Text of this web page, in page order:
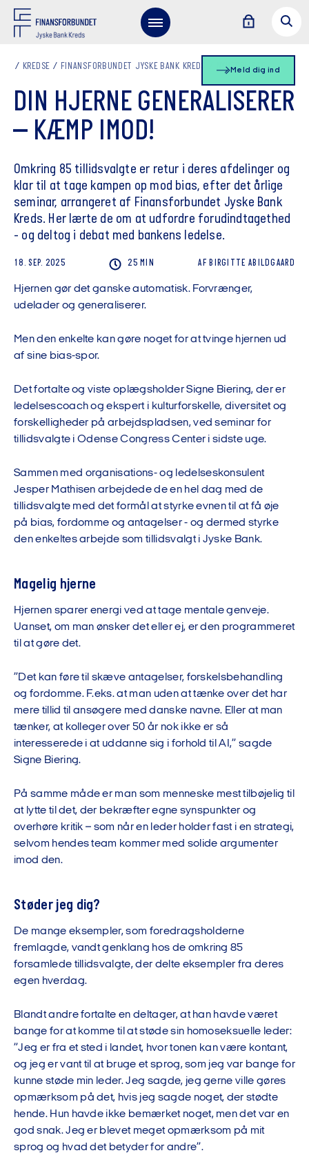
Meld dig ind
KREDSE FINANSFORBUNDET JYSKE BANK KREDS NYHEDSLISTE
DIN HJERNE GENERALISERER
– KÆMP IMOD!
Omkring 85 tillidsvalgte er retur i deres afdelinger og
klar til at tage kampen op mod bias, efter det årlige
seminar, arrangeret af Finansforbundet Jyske Bank
Kreds. Her lærte de om at udfordre forudindtagethed
- og deltog i debat med bankens ledelse.
18. SEP. 2025 25 MIN AF BIRGITTE ABILDGAARD
Hjernen gør det ganske automatisk. Forvrænger,
udelader og generaliserer.
Men den enkelte kan gøre noget for at tvinge hjernen ud
af sine bias-spor.
Det fortalte og viste oplægsholder Signe Biering, der er
ledelsescoach og ekspert i kulturforskelle, diversitet og
forskelligheder på arbejdspladsen, ved seminar for
tillidsvalgte i Odense Congress Center i sidste uge.
Sammen med organisations- og ledelseskonsulent
Jesper Mathisen arbejdede de en hel dag med de
tillidsvalgte med det formål at styrke evnen til at få øje
på bias, fordomme og antagelser - og dermed styrke
den enkeltes arbejde som tillidsvalgt i Jyske Bank.
Magelig hjerne
Hjernen sparer energi ved at tage mentale genveje.
Uanset, om man ønsker det eller ej, er den programmeret
til at gøre det.
”Det kan føre til skæve antagelser, forskelsbehandling
og fordomme. F.eks. at man uden at tænke over det har
mere tillid til ansøgere med danske navne. Eller at man
tænker, at kolleger over 50 år nok ikke er så
interesserede i at uddanne sig i forhold til AI,” sagde
Signe Biering.
På samme måde er man som menneske mest tilbøjelig til
at lytte til det, der bekræfter egne synspunkter og
overhøre kritik – som når en leder holder fast i en strategi,
selvom hendes team kommer med solide argumenter
imod den.
Støder jeg dig?
De mange eksempler, som foredragsholderne
fremlagde, vandt genklang hos de omkring 85
forsamlede tillidsvalgte, der delte eksempler fra deres
egen hverdag.
Blandt andre fortalte en deltager, at han havde været
bange for at komme til at støde sin homoseksuelle leder:
”Jeg er fra et sted i landet, hvor tonen kan være kontant,
og jeg er vant til at bruge et sprog, som jeg var bange for
kunne støde min leder. Jeg sagde, jeg gerne ville gøres
opmærksom på det, hvis jeg sagde noget, der stødte
hende. Hun havde ikke bemærket noget, men det var en
god snak. Jeg er blevet meget opmærksom på mit
sprog og hvad det betyder for andre”.